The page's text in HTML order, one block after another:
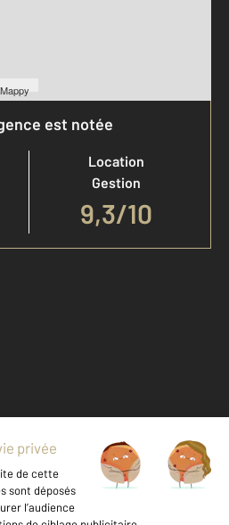
Mappy
est notée
Location
Gestion
9,3/10